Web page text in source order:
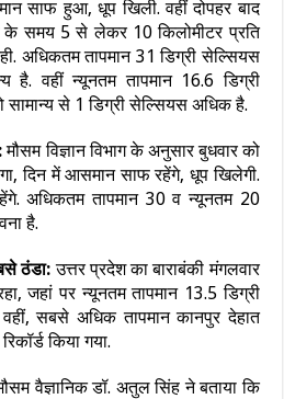
साफ हुआ, धूप खिली. वहीं दोपहर बाद
के समय 5 से लेकर 10 किलोमीटर प्रति
अधिकतम तापमान 31 डिग्री सेल्सियस
है. वहीं न्यूनतम तापमान 16.6 डिग्री
सामान्य से 1 डिग्री सेल्सियस अधिक है.
मौसम विज्ञान विभाग के अनुसार बुधवार को
दिन में आसमान साफ रहेंगे, धूप खिलेगी.
अधिकतम तापमान 30 व न्यूनतम 20
है.
ठंडा: उत्तर प्रदेश का बाराबंकी मंगलवार
जहां पर न्यूनतम तापमान 13.5 डिग्री
वहीं, सबसे अधिक तापमान कानपुर देहात
किया गया.
वैज्ञानिक डॉ. अतुल सिंह ने बताया कि